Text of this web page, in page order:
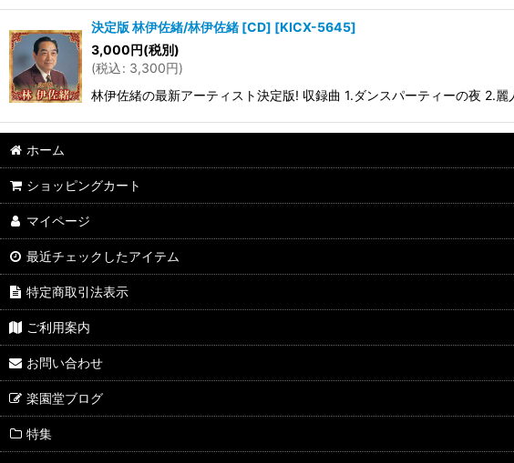
決定版 林伊佐緒/林伊佐緒 [CD] [KICX-5645]
3,000円(税別)
(税込: 3,300円)
林伊佐緒の最新アーティスト決定版! 収録曲 1.ダンスパーティーの夜 2.
ホーム
ショッピングカート
マイページ
最近チェックしたアイテム
特定商取引法表示
ご利用案内
お問い合わせ
楽園堂ブログ
特集